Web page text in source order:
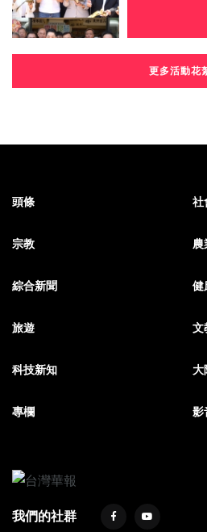
更多活動花
頭條 社
宗教 農
綜合新聞 健
旅遊 文
科技新知 大
專欄 影
我們的社群